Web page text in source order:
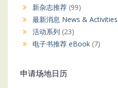
新杂志推荐(99)
最新消息 News & Activities
活动系列 (23)
电子书推荐 eBook(7)
申请场地日历